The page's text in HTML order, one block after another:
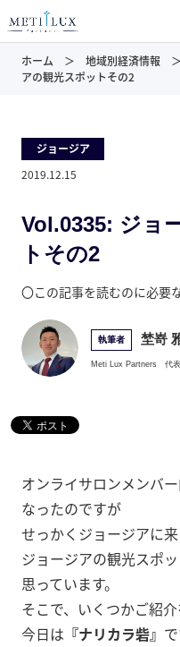
ホーム 地域別経済情報
アの観光スポットその2
ジョージア
2019.12.15
Vol.0335: ジョ
トその2
〇この記事を読むのに必要
執筆者 埜嵜
Meti Lux Partners 代
オンライサロンメンバ
なったのですが
せっかくジョージアに
ジョージアの観光スポ
思っています。
そこで、いくつかご紹
今日は 『ナリカラ砦』 で